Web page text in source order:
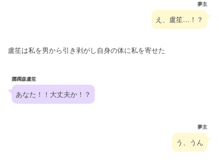
夢主
え、盧笙…！？
盧笙は私を男から引き剥がし自身の体に私を寄せた
躑躅森盧笙
あなた！！大丈夫か！？
夢主
う、うん